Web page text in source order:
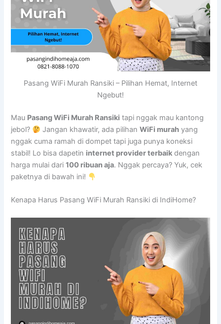
Pasang WiFi Murah Ransiki – Pilihan Hemat, Internet
Ngebut!
Mau Pasang WiFi Murah Ransiki tapi nggak mau kantong
jebol?
Jangan khawatir, ada pilihanWiFi murah yang
nggak cuma ramah di dompet tapi juga punya koneksi
stabil! Lo bisa dapetin internet provider terbaik dengan
harga mulai dari100 ribuan aja. Nggak percaya? Yuk, cek
paketnya di bawah ini!
Kenapa Harus Pasang WiFi Murah Ransiki di IndiHome?